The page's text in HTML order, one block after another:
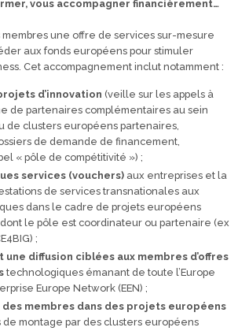
vous accompagner financièrement…
membres une offre de services sur-mesure
aux fonds européens pour stimuler
Cet accompagnement inclut notamment :
d’innovation (veille sur les appels à
de partenaires complémentaires au sein
de clusters européens partenaires,
de demande de financement,
« pôle de compétitivité ») ;
services (vouchers) aux entreprises et la
de services transnationales aux
dans le cadre de projets européens
le pôle est coordinateur ou partenaire (ex
;
diffusion ciblées aux membres d’offres
technologiques émanant de toute l’Europe
Europe Network (EEN) ;
membres dans des projets européens
de montage par des clusters européens